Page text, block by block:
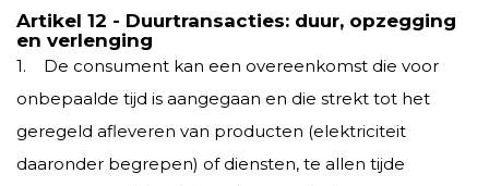
Artikel 12 - Duurtransacties: duur, opzegging
en verlenging
1. De consument kan een overeenkomst die voor
onbepaalde tijd is aangegaan en die strekt tot het
geregeld afleveren van producten (elektriciteit
daaronder begrepen) of diensten, te allen tijde